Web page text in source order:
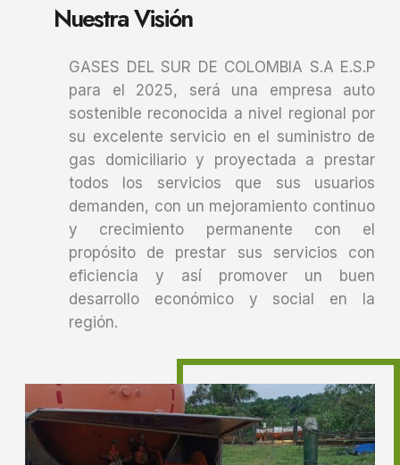
Nuestra Visión
GASES DEL SUR DE COLOMBIA S.A E.S.P
para el 2025, será una empresa auto
sostenible reconocida a nivel regional por
su excelente servicio en el suministro de
gas domiciliario y proyectada a prestar
todos los servicios que sus usuarios
demanden, con un mejoramiento continuo
y crecimiento permanente con el
propósito de prestar sus servicios con
eficiencia y así promover un buen
desarrollo económico y social en la
región.